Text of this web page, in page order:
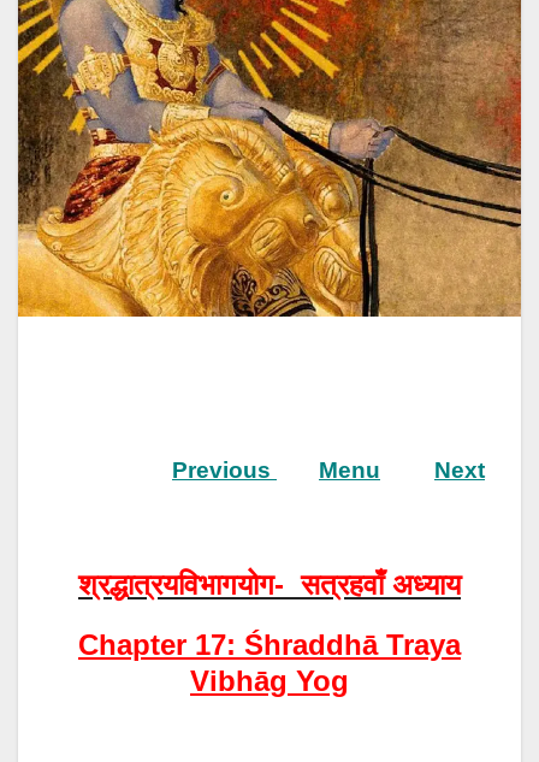
Previous Menu Next
श्रद्धात्रयविभागयोग- सत्रहवाँ अध्याय
Chapter 17: Śhraddhā Traya
Vibhāg Yog